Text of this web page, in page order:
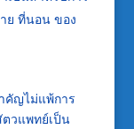
ย ที่นอน ของ
คัญไม่แพ้การ
วแพทย์เป็น